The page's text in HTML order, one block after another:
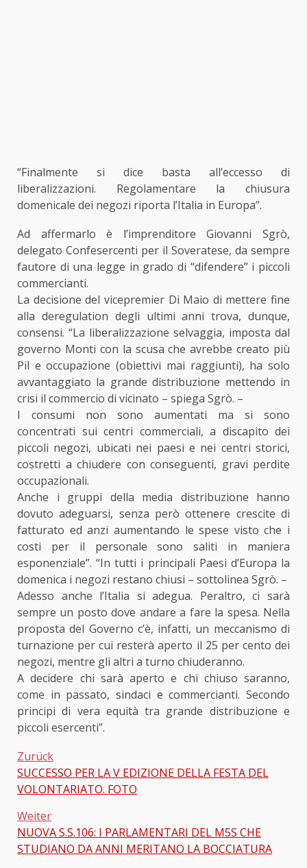
“Finalmente si dice basta all’eccesso di
liberalizzazioni. Regolamentare la chiusura
domenicale dei negozi riporta l’Italia in Europa”.
Ad affermarlo è l’imprenditore Giovanni Sgrò,
delegato Confesercenti per il Soveratese, da sempre
fautore di una legge in grado di “difendere” i piccoli
commercianti.
La decisione del vicepremier Di Maio di mettere fine
alla deregulation degli ultimi anni trova, dunque,
consensi. “La liberalizzazione selvaggia, imposta dal
governo Monti con la scusa che avrebbe creato più
Pil e occupazione (obiettivi mai raggiunti), ha solo
avvantaggiato la grande distribuzione mettendo in
crisi il commercio di vicinato – spiega Sgrò. –
I consumi non sono aumentati ma si sono
concentrati sui centri commerciali, a discapito dei
piccoli negozi, ubicati nei paesi e nei centri storici,
costretti a chiudere con conseguenti, gravi perdite
occupazionali.
Anche i gruppi della media distribuzione hanno
dovuto adeguarsi, senza però ottenere crescite di
fatturato ed anzi aumentando le spese visto che i
costi per il personale sono saliti in maniera
esponenziale”. “In tutti i principali Paesi d’Europa la
domenica i negozi restano chiusi – sottolinea Sgrò. –
Adesso anche l’Italia si adegua. Peraltro, ci sarà
sempre un posto dove andare a fare la spesa. Nella
proposta del Governo c’è, infatti, un meccanismo di
turnazione per cui resterà aperto il 25 per cento dei
negozi, mentre gli altri a turno chiuderanno.
A decidere chi sarà aperto e chi chiuso saranno,
come in passato, sindaci e commercianti. Secondo
principi di vera equità tra grande distribuzione e
piccoli esercenti”.
Beitragsnavigation
Zurück
SUCCESSO PER LA V EDIZIONE DELLA FESTA DEL
VOLONTARIATO. FOTO
Weiter
NUOVA S.S.106: I PARLAMENTARI DEL M5S CHE
STUDIANO DA ANNI MERITANO LA BOCCIATURA